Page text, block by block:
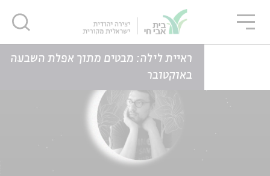
אנגלית
ראיית לילה: מבטים מתוך אפלת השבעה
באוקטובר
סגור